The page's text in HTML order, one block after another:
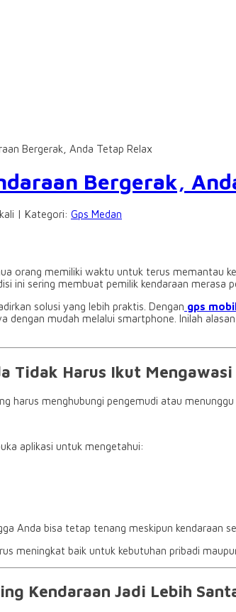
Bergerak, Anda Tetap Relax
Bergerak,
| Kategori: Gps Medan
orang memiliki waktu untuk terus memantau
ini sering membuat pemilik kendaraan
solusi yang lebih praktis. Dengan gps
mudah melalui smartphone. Inilah
Tidak Harus Ikut Mengawasi
harus menghubungi pengemudi atau
aplikasi untuk mengetahui:
Anda bisa tetap tenang meskipun kendaraan
meningkat baik untuk kebutuhan pribadi
Kendaraan Jadi Lebih